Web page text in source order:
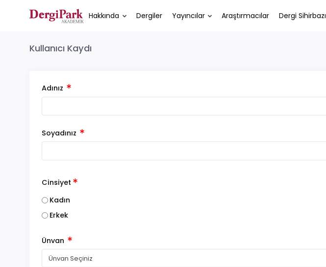
Hakkında Dergiler Yayıncılar Araştırmacılar Dergi Sihirbazı
Kullanıcı Kaydı
Adınız
Soyadınız
Cinsiyet
Kadın
Erkek
Ünvan
Ünvan Seçiniz